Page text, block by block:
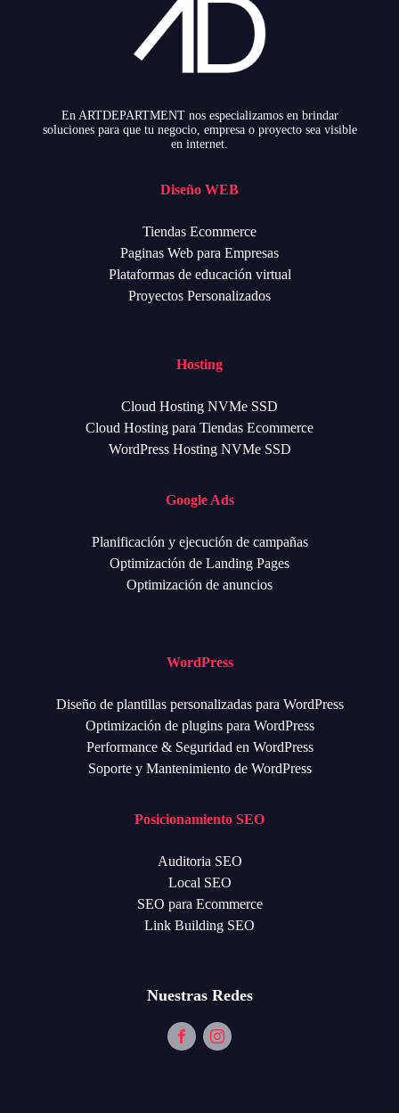
En ARTDEPARTMENT nos especializamos en brindar
soluciones para que tu negocio, empresa o proyecto sea visible
en internet.
Diseño WEB
Tiendas Ecommerce
Paginas Web para Empresas
Plataformas de educación virtual
Proyectos Personalizados
Hosting
Cloud Hosting NVMe SSD
Cloud Hosting para Tiendas Ecommerce
WordPress Hosting NVMe SSD
Google Ads
Planificación y ejecución de campañas
Optimización de Landing Pages
Optimización de anuncios
WordPress
Diseño de plantillas personalizadas para WordPress
Optimización de plugins para WordPress
Performance & Seguridad en WordPress
Soporte y Mantenimiento de WordPress
Posicionamiento SEO
Auditoria SEO
Local SEO
SEO para Ecommerce
Link Building SEO
Nuestras Redes